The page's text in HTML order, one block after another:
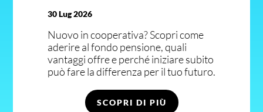
30 Lug 2026
Nuovo in cooperativa? Scopri come
aderire al fondo pensione, quali
vantaggi offre e perché iniziare subito
può fare la differenza per il tuo futuro.
SCOPRI DI PIÙ